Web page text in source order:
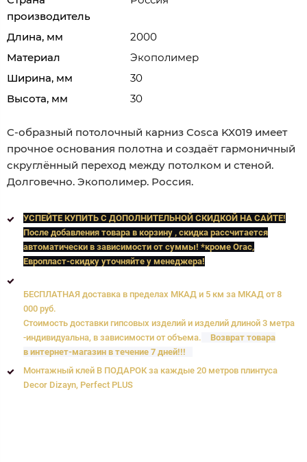
производитель
Длина, мм
2000
Материал
Экополимер
Ширина, мм
30
Высота, мм
30
C-образный потолочный карниз Cosca KX019 имеет
прочное основания полотна и создаёт гармоничный
скруглённый переход между потолком и стеной.
Долговечно. Экополимер. Россия.
УСПЕЙТЕ КУПИТЬ C ДОПОЛНИТЕЛЬНОЙ СКИДКОЙ НА САЙТЕ!
После добавления товара в корзину , скидка рассчитается
автоматически в зависимости от суммы! *кроме Orac,
Европласт-скидку уточняйте у менеджера!
БЕСПЛАТНАЯ доставка в пределах МКАД и 5 км за МКАД от 8
000 руб.
Стоимость доставки гипсовых изделий и изделий длиной 3 метра
-индивидуальна, в зависимости от объема.
Возврат товара
в интернет-магазин в течение 7 дней!!!
Монтажный клей В ПОДАРОК за каждые 20 метров плинтуса
Decor Dizayn, Perfect PLUS